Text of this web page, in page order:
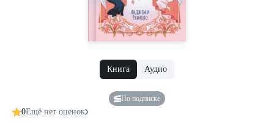
Книга Аудио
По подписке
0Ещё нет оценок